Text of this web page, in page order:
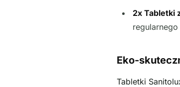
2x Tabletki
Eko-
Tabletki